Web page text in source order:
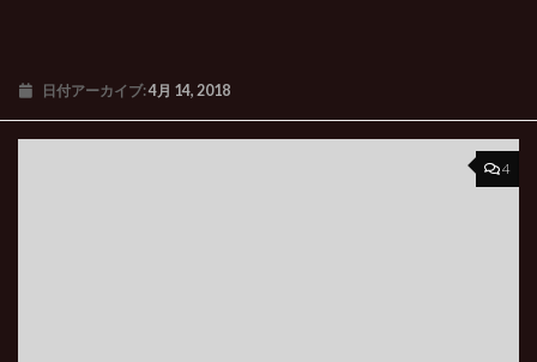
日付アーカイブ:4月 14, 2018
4